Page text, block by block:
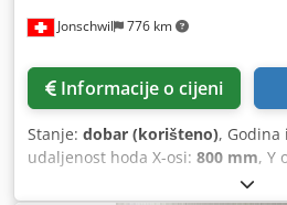
Jonschwil 776 km
Informacije o cijeni
Stanje: dobar (korišteno), Godina
udaljenost hoda X-osi: 800 mm, Y
600 mm